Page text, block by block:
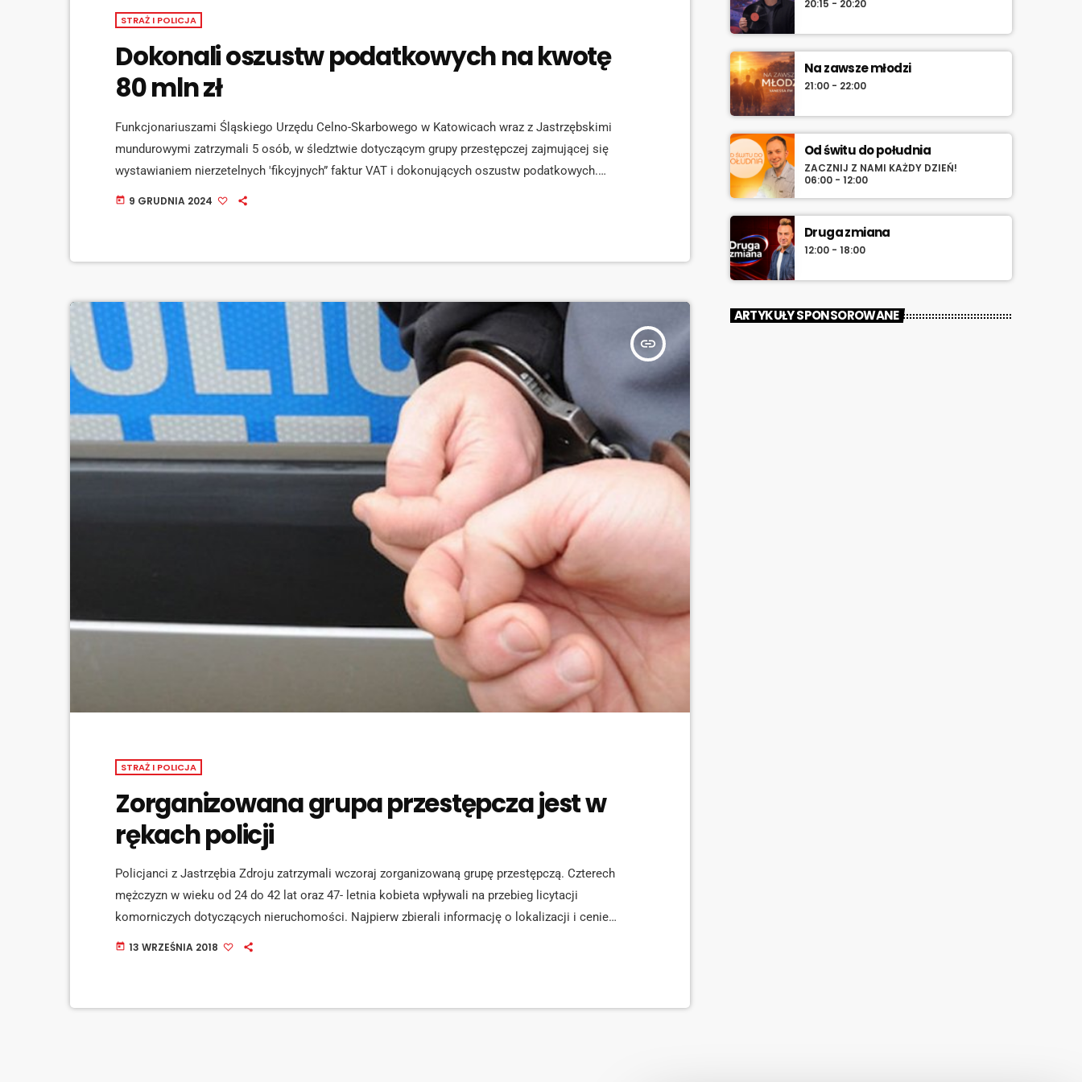
STRAŻ I POLICJA
Dokonali oszustw podatkowych na kwotę
80 mln zł
Funkcjonariuszami Śląskiego Urzędu Celno-Skarbowego w Katowicach wraz z Jastrzębskimi
mundurowymi zatrzymali 5 osób, w śledztwie dotyczącym grupy przestępczej zajmującej się
wystawianiem nierzetelnych 'fikcyjnych” faktur VAT i dokonujących oszustw podatkowych.
Członkowie grupy przestępczej wprowadzili do obrotu ponad 4 tysiące nierzetelnych faktur na
today 9 GRUDNIA 2024
insert_link
STRAŻ I POLICJA
Zorganizowana grupa przestępcza jest w
rękach policji
Policjanci z Jastrzębia Zdroju zatrzymali wczoraj zorganizowaną grupę przestępczą. Czterech
mężczyzn w wieku od 24 do 42 lat oraz 47- letnia kobieta wpływali na przebieg licytacji
komorniczych dotyczących nieruchomości. Najpierw zbierali informację o lokalizacji i cenie
wywoławczej, następnie przed licytacją sprawcy zawierali porozumienie dotyczące celowego nie
today 13 WRZEŚNIA 2018
20:15 - 20:20
Na zawsze młodzi
21:00 - 22:00
Od świtu do południa
ZACZNIJ Z NAMI KAŻDY DZIEŃ!
06:00 - 12:00
Druga zmiana
12:00 - 18:00
ARTYKUŁY SPONSOROWANE